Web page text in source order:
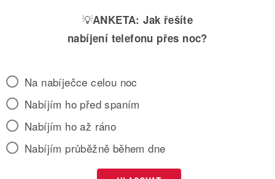
💡ANKETA: Jak řešíte
nabíjení telefonu přes noc?
Na nabíječce celou noc
Nabíjím ho před spaním
Nabíjím ho až ráno
Nabíjím průběžně během dne